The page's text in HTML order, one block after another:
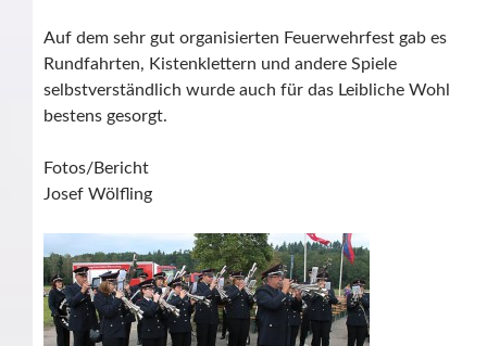
Auf dem sehr gut organisierten Feuerwehrfest gab es
Rundfahrten, Kistenklettern und andere Spiele
selbstverständlich wurde auch für das Leibliche Wohl
bestens gesorgt.
Fotos/Bericht
Josef Wölfling